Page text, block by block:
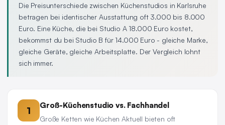
Die Preisunterschiede zwischen Küchenstudios in Karlsruhe
betragen bei identischer Ausstattung oft 3.000 bis 8.000
Euro. Eine Küche, die bei Studio A 18.000 Euro kostet,
bekommst du bei Studio B für 14.000 Euro - gleiche Marke,
gleiche Geräte, gleiche Arbeitsplatte. Der Vergleich lohnt
sich immer.
1 Groß-Küchenstudio vs. Fachhandel
Große Ketten wie Küchen Aktuell bieten oft